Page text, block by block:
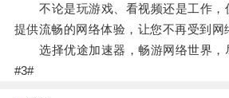
不论是玩游戏、看视频还是工作，
提供流畅的网络体验，让您不再受到网
选择优途加速器，畅游网络世界，
#3#